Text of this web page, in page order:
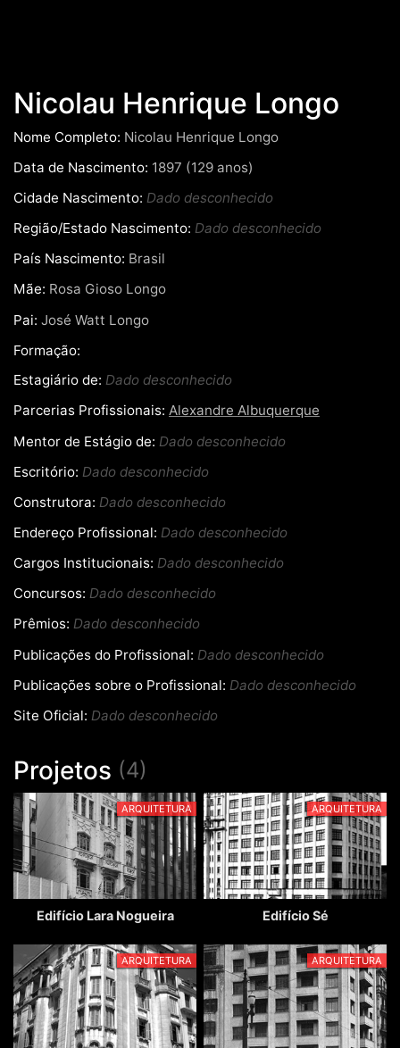
Nicolau Henrique Longo
Nome Completo: Nicolau Henrique Longo
Data de Nascimento: 1897 (129 anos)
Cidade Nascimento: Dado desconhecido
Região/Estado Nascimento: Dado desconhecido
País Nascimento: Brasil
Mãe: Rosa Gioso Longo
Pai: José Watt Longo
Formação:
Estagiário de: Dado desconhecido
Parcerias Profissionais: Alexandre Albuquerque
Mentor de Estágio de: Dado desconhecido
Escritório: Dado desconhecido
Construtora: Dado desconhecido
Endereço Profissional: Dado desconhecido
Cargos Institucionais: Dado desconhecido
Concursos: Dado desconhecido
Prêmios: Dado desconhecido
Publicações do Profissional: Dado desconhecido
Publicações sobre o Profissional: Dado desconhecido
Site Oficial: Dado desconhecido
Projetos (4)
ARQUITETURA
Edifício Lara Nogueira
ARQUITETURA
Edifício Sé
ARQUITETURA ARQUITETURA